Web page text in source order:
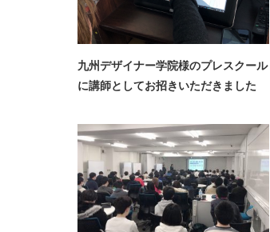
九州デザイナー学院様のプレスクール
に講師としてお招きいただきました